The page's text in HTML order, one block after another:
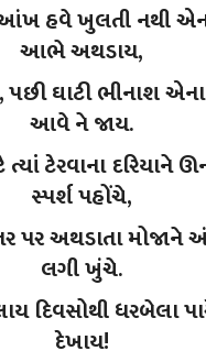
હવે ખુલતી નથી
આભે અથડાય,
ઘાટી ભીનાશ
આવે ને જાય.
ટેરવાના દરિયાને
સ્પર્શ પહોંચે,
પર અથડાતા
લગી ખુંચે.
દિવસોથી ધરબેલા
દેખાય!